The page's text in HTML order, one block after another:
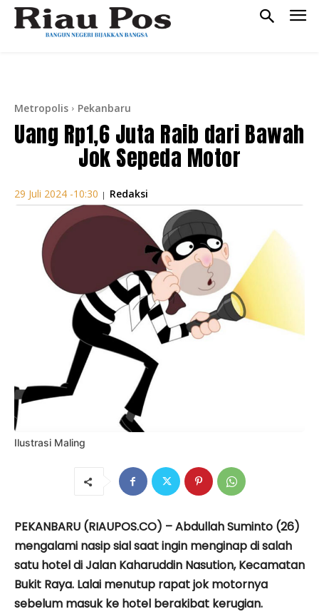
Metropolis Pekanbaru
Uang Rp1,6 Juta Raib dari Bawah
Jok Sepeda Motor
29 Juli 2024 -10:30 | Redaksi
Ilustrasi Maling
PEKANBARU (RIAUPOS.CO) – Abdullah Suminto (26)
mengalami nasip sial saat ingin menginap di salah
satu hotel di Jalan Kaharuddin Nasution, Kecamatan
Bukit Raya. Lalai menutup rapat jok motornya
sebelum masuk ke hotel berakibat kerugian.